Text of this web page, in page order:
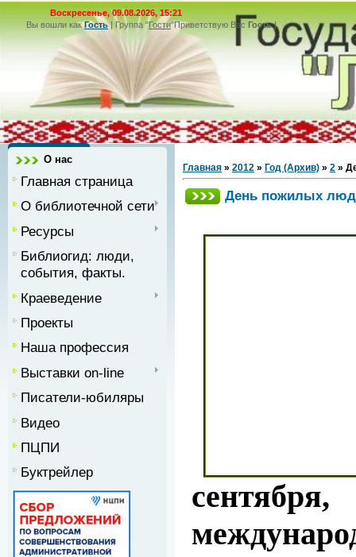
Воскресенье, 09.08.2026, 15:21
Вы вошли как Гость|Группа"Гости"Приветствую Вас Гость|
О нас
Главная страница
О библиотечной сети
Ресурсы
Библиогид: люди,
события, факты.
Краеведение
Проекты
Наша профессия
Выставки on-line
Писатели-юбиляры
Видео
ПЦПИ
Буктрейлер
Главная » 2012 » Год (Архив) » 2 »
День пожилых